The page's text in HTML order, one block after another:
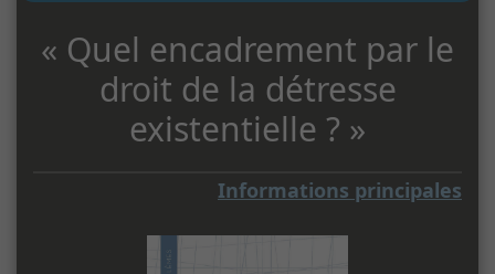
« Quel encadrement par le
droit de la détresse
existentielle ? »
Informations principales